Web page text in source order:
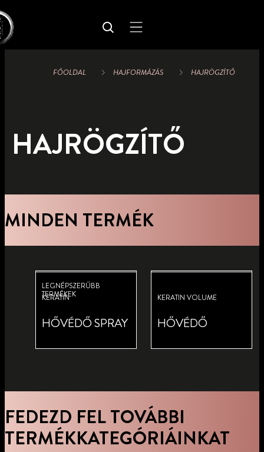
FŐOLDAL HAJFORMÁZÁS HAJRÖGZÍTŐ
HAJRÖGZÍTŐ
MINDEN TERMÉK
LEGNÉPSZERŰBB
TERMÉKEK
KERATIN
HŐVÉDŐ SPRAY
KERATIN VOLUME
HŐVÉDŐ
HAJFORMÁZÓ SPRAY
QUICK VOLUME
FEDEZD FEL TOVÁBBI
TERMÉKKATEGÓRIÁINKAT